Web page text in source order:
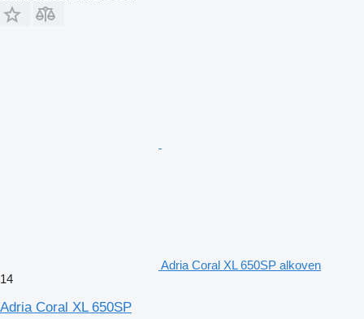
Adria Coral XL 650SP alkoven
14
Adria Coral XL 650SP